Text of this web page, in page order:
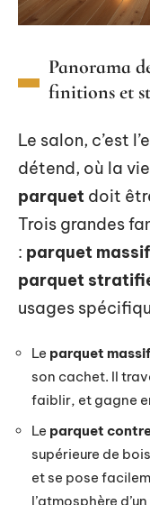
Panorama
finitions et
Le salon, c’est
détend, où la
parquet doit
Trois grandes
: parquet massif
parquet
usages
Le parquet massif
son cachet. Il
faiblir, et gagne
Le parquet
supérieure de
et se pose
l’atmosphère